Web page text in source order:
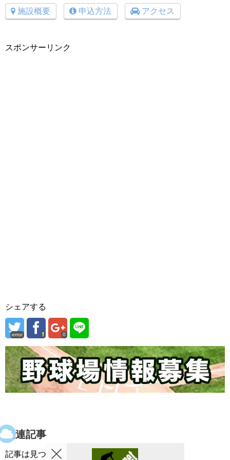
施設概要 申込方法 アクセス
スポンサーリンク
シェアする
error 0
関連記事
記事は見つかりませんでした。